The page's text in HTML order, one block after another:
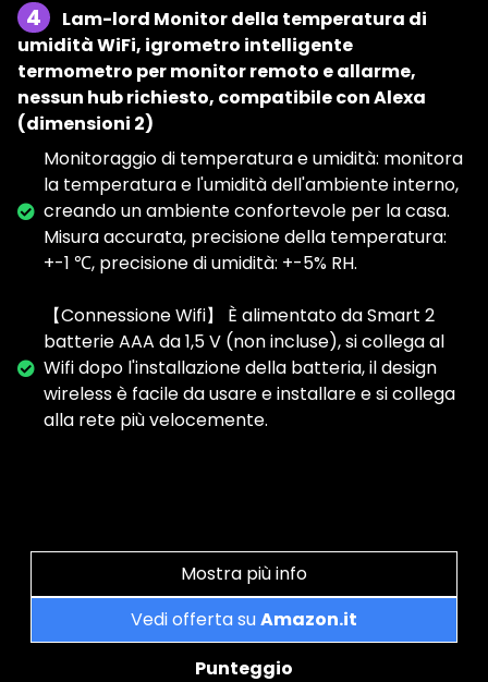
4
Lam-lord Monitor della temperatura di
umidità WiFi, igrometro intelligente
termometro per monitor remoto e allarme,
nessun hub richiesto, compatibile con Alexa
(dimensioni 2)
Monitoraggio di temperatura e umidità: monitora
la temperatura e l'umidità dell'ambiente interno,
creando un ambiente confortevole per la casa.
Misura accurata, precisione della temperatura:
+-1 ℃, precisione di umidità: +-5% RH.
【Connessione Wifi】 È alimentato da Smart 2
batterie AAA da 1,5 V (non incluse), si collega al
Wifi dopo l'installazione della batteria, il design
wireless è facile da usare e installare e si collega
alla rete più velocemente.
Mostra più info
Vedi offerta suAmazon.it
Punteggio